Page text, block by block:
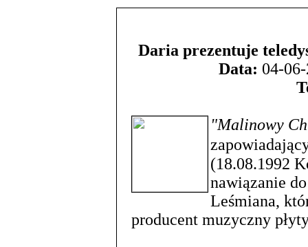
Daria prezentuje
Data: 04-
"Malinowy
(18.08.1992
nawiązanie
Leśmiana,
producent muzyczny